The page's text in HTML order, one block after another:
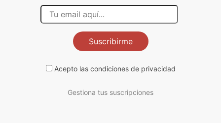
Suscribirme
Acepto las condiciones de privacidad
Gestiona tus suscripciones